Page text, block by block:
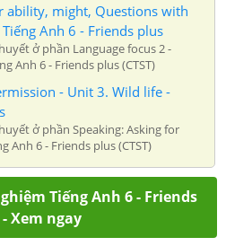
ability, might, Questions with
Anh 6 - Friends plus
ở phần Language focus 2 -
Anh 6 - Friends plus (CTST)
- Unit 3. Wild life -
ở phần Speaking: Asking for
Anh 6 - Friends plus (CTST)
Tiếng Anh 6 - Friends
Xem ngay